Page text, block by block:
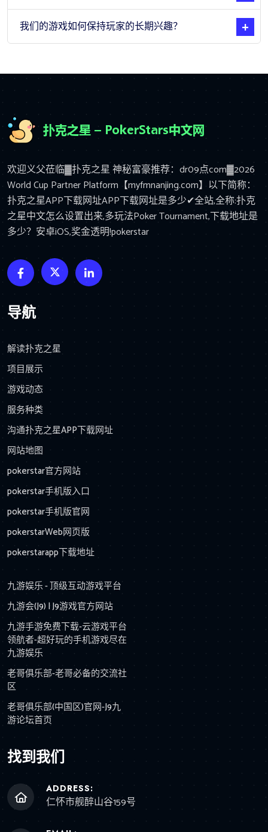
我们的游戏如何保持玩家的长期兴趣？
欢迎义父莅临▓扑克之星 神秘富豪推荐：dr09点com▓2026
World Cup Partner Platform【myfmnanjing.com】以下简称：
扑克之星APP下载网址APP下载网址是多少✔全站,全称:扑克
之星中文怎么设置出来,多玩法Poker Tournament,下载地址是
多少？安卓iOS,奖金透明!pokerstar
导航
解读扑克之星
项目展示
游戏动态
服务种类
沟通扑克之星APP下载网址
网站地图
pokerstar官方网站
pokerstar手机版入口
pokerstar手机版官网
pokerstarWeb网页版
pokerstarapp下载地址
九游娱乐 - 顶级互动游戏平台
九游会(J9) | J9游戏官方网站
九游手游免费下载-云游戏平台
领航者-超好玩的手机游戏尽在
九游娱乐
老哥俱乐部-老哥必备的交流社
区
老哥俱乐部(中国区)官网-J9九
游论坛首页
找到我们
ADDRESS:
仁怀市舰醉山谷159号